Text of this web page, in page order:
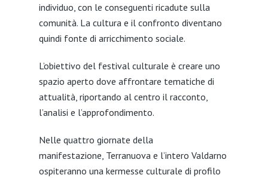
individuo, con le conseguenti ricadute sulla
comunità. La cultura e il confronto diventano
quindi fonte di arricchimento sociale.
L’obiettivo del festival culturale è creare uno
spazio aperto dove affrontare tematiche di
attualità, riportando al centro il racconto,
l’analisi e l’approfondimento.
Nelle quattro giornate della
manifestazione, Terranuova e l’intero Valdarno
ospiteranno una kermesse culturale di profilo